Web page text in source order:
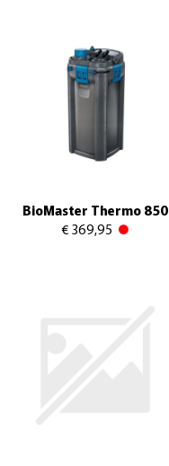
BioMaster Thermo 850
€ 369,95